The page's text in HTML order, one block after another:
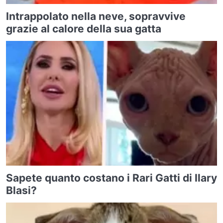
Intrappolato nella neve, sopravvive
grazie al calore della sua gatta
Sapete quanto costano i Rari Gatti di Ilary
Blasi?